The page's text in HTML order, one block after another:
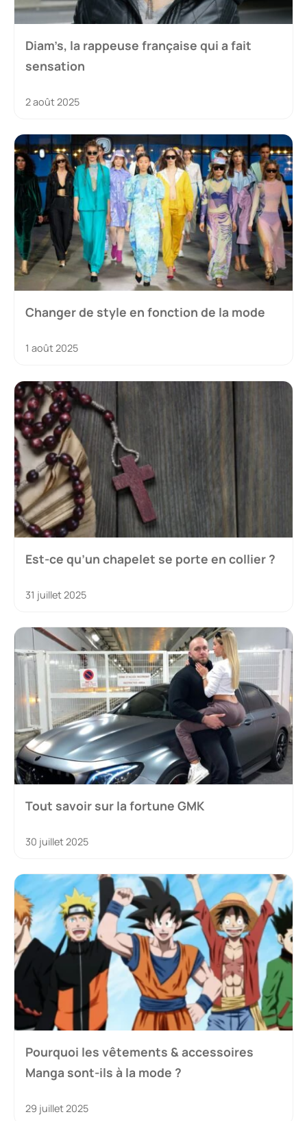
Diam’s, la rappeuse française qui a fait
sensation
2 août 2025
Changer de style en fonction de la mode
1 août 2025
Est-ce qu’un chapelet se porte en collier ?
31 juillet 2025
Tout savoir sur la fortune GMK
30 juillet 2025
Pourquoi les vêtements & accessoires
Manga sont-ils à la mode ?
29 juillet 2025